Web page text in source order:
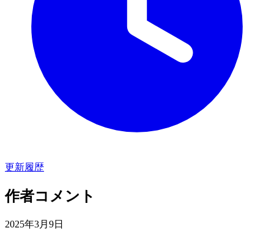
更新履歴
作者コメント
2025年3月9日